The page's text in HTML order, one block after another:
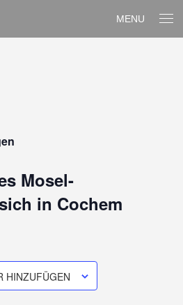
MENU
Mosel-
in Cochem
HINZUFÜGEN